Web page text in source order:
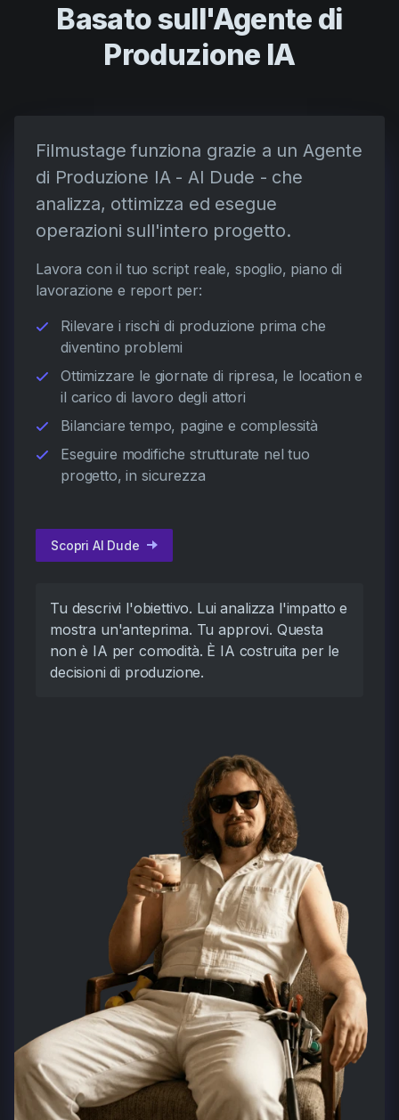
Basato sull'Agente di
Produzione IA
Filmustage funziona grazie a un Agente
di Produzione IA - AI Dude - che
analizza, ottimizza ed esegue
operazioni sull'intero progetto.
Lavora con il tuo script reale, spoglio, piano di
lavorazione e report per:
Rilevare i rischi di produzione prima che
diventino problemi
Ottimizzare le giornate di ripresa, le location e
il carico di lavoro degli attori
Bilanciare tempo, pagine e complessità
Eseguire modifiche strutturate nel tuo
progetto, in sicurezza
Scopri AI Dude
Tu descrivi l'obiettivo. Lui analizza l'impatto e
mostra un'anteprima. Tu approvi. Questa
non è IA per comodità. È IA costruita per le
decisioni di produzione.